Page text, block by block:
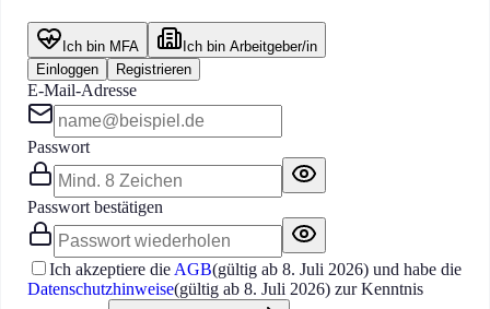
Ich bin MFA
Ich bin Arbeitgeber/in
Einloggen
Registrieren
E-Mail-Adresse
Passwort
Passwort bestätigen
Ich akzeptiere die AGB(gültig ab 8. Juli 2026) und habe die
Datenschutzhinweise(gültig ab 8. Juli 2026) zur Kenntnis